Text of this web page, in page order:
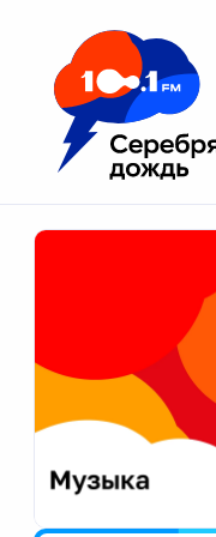
Москва 100.1 FM
Апатиты
Екатеринбург
Калининград
Калуга